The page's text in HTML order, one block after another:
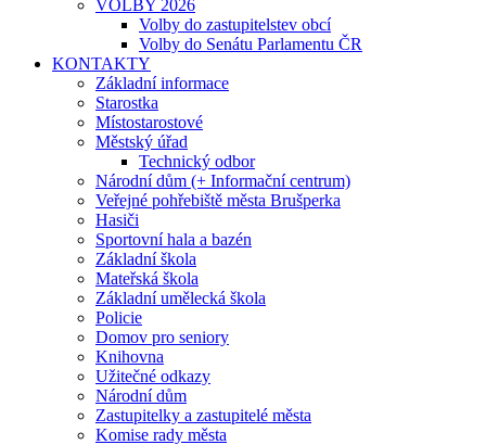
VOLBY 2026
Volby do zastupitelstev obcí
Volby do Senátu Parlamentu ČR
KONTAKTY
Základní informace
Starostka
Místostarostové
Městský úřad
Technický odbor
Národní dům (+ Informační centrum)
Veřejné pohřebiště města Brušperka
Hasiči
Sportovní hala a bazén
Základní škola
Mateřská škola
Základní umělecká škola
Policie
Domov pro seniory
Knihovna
Užitečné odkazy
Národní dům
Zastupitelky a zastupitelé města
Komise rady města